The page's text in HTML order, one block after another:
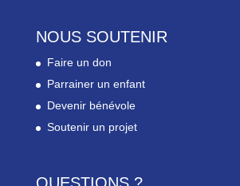
NOUS SOUTENIR
Faire un don
Parrainer un enfant
Devenir bénévole
Soutenir un projet